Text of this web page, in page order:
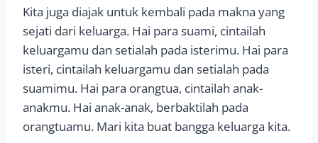
Kita juga diajak untuk kembali pada makna yang
sejati dari keluarga. Hai para suami, cintailah
keluargamu dan setialah pada isterimu. Hai para
isteri, cintailah keluargamu dan setialah pada
suamimu. Hai para orangtua, cintailah anak-
anakmu. Hai anak-anak, berbaktilah pada
orangtuamu. Mari kita buat bangga keluarga kita.